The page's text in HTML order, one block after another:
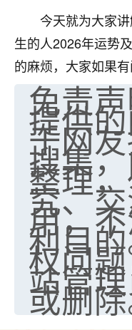
今天就为大家
生的人2026年运势
的麻烦，大家如果
免责
提供
于网
搜集
整理
究、
用，
利目
权问
站管
或删